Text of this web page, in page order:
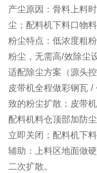
产尘原因：骨料上料
尘；配料机下料口物
粉尘特点：低浓度粗
粉尘，无需高/效除尘
适配除尘方案（源头
皮带机全程做彩钢瓦
致的粉尘扩散；皮带
配料机料仓顶部加防
立即关闭；配料机下
辅助：上料区地面做
二次扩散。